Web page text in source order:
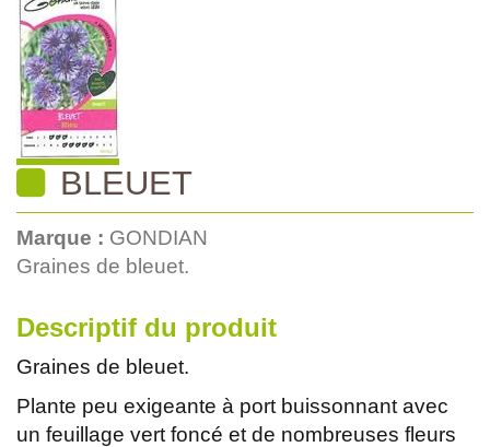
BLEUET
Marque : GONDIAN
Graines de bleuet.
Descriptif du produit
Graines de bleuet.
Plante peu exigeante à port buissonnant avec
un feuillage vert foncé et de nombreuses fleurs